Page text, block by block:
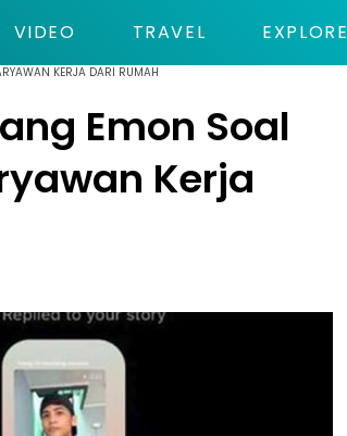
VIDEO TRAVEL EXPLORE
KERJA DARI RUMAH
Emon Soal
Kerja